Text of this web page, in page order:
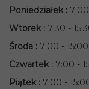
Poniedziałek:
Wtorek: 7:30 -
Środa : 7:00 - 15:00
Czwartek: 7:00 -
Piątek: 7:00 -